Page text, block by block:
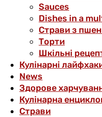
Sauces
Dishes in a
Страви з
Торти
Шкільні
Кулінарні
News
Здорове
Кулінарна
Страви